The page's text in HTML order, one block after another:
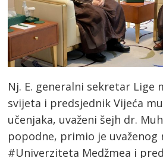
Nj. E. generalni sekretar Lige
svijeta i predsjednik Vijeća
učenjaka, uvaženi šejh dr.
popodne, primio je uvaženog
#Univerziteta Medžmea i